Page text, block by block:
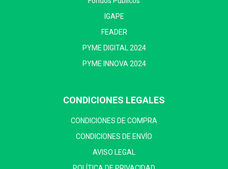
IGAPE
FEADER
PYME DIGITAL 2024
PYME INNOVA 2024
CONDICIONES LEGALES
CONDICIONES DE COMPRA
CONDICIONES DE ENVÍO
AVISO LEGAL